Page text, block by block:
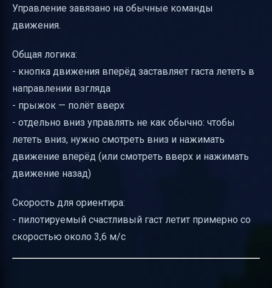
Управление завязано на обычные команды
движения.
Общая логика:
- кнопка движения вперёд заставляет гаста лететь в
направлении взгляда
- прыжок — полёт вверх
- отдельно вниз управлять не как обычно: чтобы
лететь вниз, нужно смотреть вниз и нажимать
движение вперёд (или смотреть вверх и нажимать
движение назад)
Скорость для ориентира:
- пилотируемый счастливый гаст летит примерно со
скоростью около 3,6 м/с